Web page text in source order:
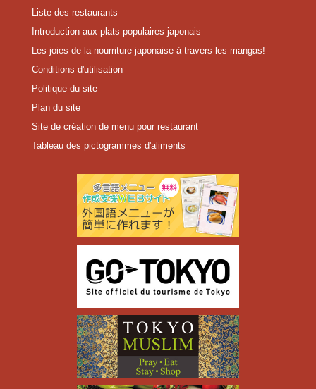
Liste des restaurants
Introduction aux plats populaires japonais
Les joies de la nourriture japonaise à travers les mangas!
Conditions d'utilisation
Politique du site
Plan du site
Site de création de menu pour restaurant
Tableau des pictogrammes d'aliments